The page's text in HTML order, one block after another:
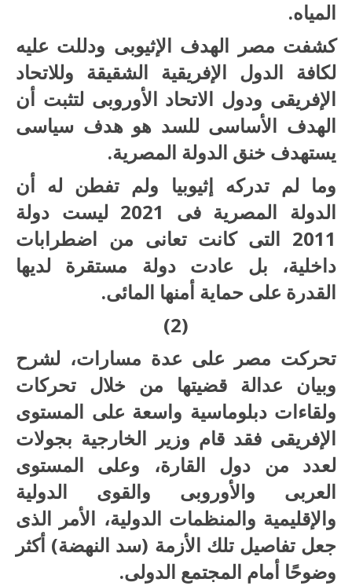
المياه.
كشفت مصر الهدف الإثيوبى ودللت عليه
لكافة الدول الإفريقية الشقيقة وللاتحاد
الإفريقى ودول الاتحاد الأوروبى لتثبت أن
الهدف الأساسى للسد هو هدف سياسى
يستهدف خنق الدولة المصرية.
وما لم تدركه إثيوبيا ولم تفطن له أن
الدولة المصرية فى 2021 ليست دولة
2011 التى كانت تعانى من اضطرابات
داخلية، بل عادت دولة مستقرة لديها
القدرة على حماية أمنها المائى.
تحركت مصر على عدة مسارات، لشرح
وبيان عدالة قضيتها من خلال تحركات
ولقاءات دبلوماسية واسعة على المستوى
الإفريقى فقد قام وزير الخارجية بجولات
لعدد من دول القارة، وعلى المستوى
العربى والأوروبى والقوى الدولية
والإقليمية والمنظمات الدولية، الأمر الذى
جعل تفاصيل تلك الأزمة (سد النهضة) أكثر
وضوحًا أمام المجتمع الدولى.